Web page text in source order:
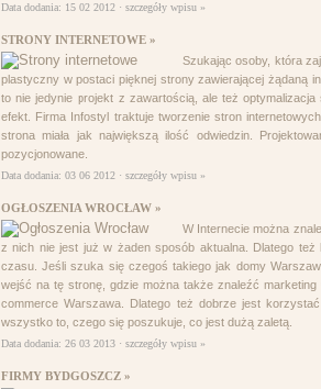
Data dodania: 15 02 2012 · szczegóły wpisu »
STRONY INTERNETOWE »
Szukając osoby, która
plastyczny w postaci pięknej strony zawierającej żądaną
to nie jedynie projekt z zawartością, ale też
efekt. Firma Infostyl traktuje tworzenie stron
strona miała jak największą ilość odwiedzin.
pozycjonowane.
Data dodania: 03 06 2012 · szczegóły wpisu »
OGŁOSZENIA WROCŁAW »
W Internecie można
z nich nie jest już w żaden sposób aktualna. Dlatego
czasu. Jeśli szuka się czegoś takiego jak domy
wejść na tę stronę, gdzie można także znaleźć
commerce Warszawa. Dlatego też dobrze jest
wszystko to, czego się poszukuje, co jest dużą zaletą.
Data dodania: 26 03 2013 · szczegóły wpisu »
FIRMY BYDGOSZCZ »